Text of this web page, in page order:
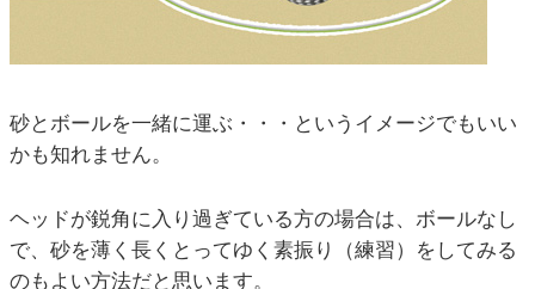
砂とボールを一緒に運ぶ・・・というイメージでもいい
かも知れません。
ヘッドが鋭角に入り過ぎている方の場合は、ボールなし
で、砂を薄く長くとってゆく素振り（練習）をしてみる
のもよい方法だと思います。